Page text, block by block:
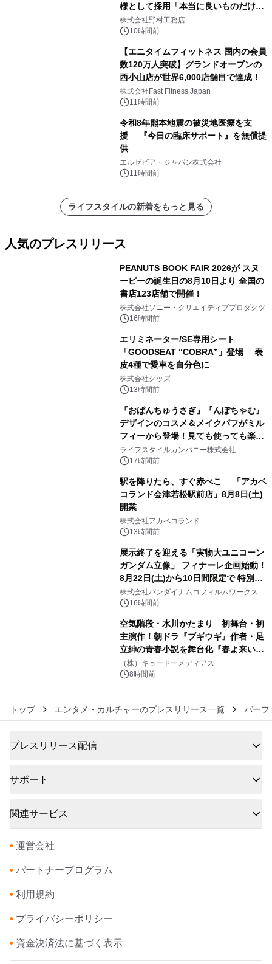
様として採用「本当に良いものだけに
こだわる」
株式会社野村工務店
10時間前
【エニタイムフィットネス 国内の会員
数120万人突破】グランドオープンの
西小山店が世界6,000店舗目で達成！
株式会社Fast Fitness Japan
11時間前
令和8年熊本地震の被災地医療を支
援 『今日の臨床サポート』を無償提
供
エルゼビア・ジャパン株式会社
11時間前
ライフスタイルの新着をもっと見る
人気のプレスリリース
PEANUTS BOOK FAIR 2026が スヌ
ーピーの誕生日の8月10日より 全国の
書店123店舗で開催！
株式会社ソニー・クリエイティブプロダクツ
16時間前
エリミネーター/SE専用シート
「GOODSEAT “COBRA”」登場 表
皮4種で愛車を自分色に
株式会社グッズ
13時間前
『おぱんちゅうさぎ』『んぽちゃむ』
デザインのコスメ＆メイクパフがミル
フィーから登場！見ても使っても楽し
い、ポップでキュートなコレクショ
ン。
ライフスタイルカンパニー株式会社
17時間前
駅を降りたら、すぐ赤べこ 「アカベ
コランド会津若松駅前店」8月8日(土)
開業
株式会社アカベコランド
13時間前
展示終了を迎える「実物大ユニコーン
ガンダム立像」 フィナーレ企画始動！
8月22日(土)から10日間限定で 特別映
像『UNICORN GUNDAM Statue ―
BEYOND POSSIBILITY ―』を上映！
株式会社バンダイナムコフィルムワークス
16時間前
空気階段・水川かたまり 初舞台・初
主演作！朝ドラ『ブギウギ』作者・足
立紳の青春小説を舞台化『春よ来い、
マジで来い』キービジュアル解禁！
（株）キョードーメディアス
8時間前
トップ エンタメ・カルチャーのプレスリリース一覧 パーフ
プレスリリース配信
サポート
関連サービス
• 運営会社
• パートナープログラム
• 利用規約
• プライバシーポリシー
• 資金決済法に基づく表示